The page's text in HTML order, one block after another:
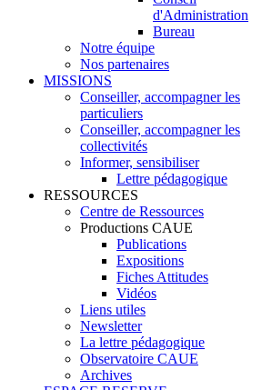
d'Administration
Bureau
Notre équipe
Nos partenaires
MISSIONS
Conseiller, accompagner les
particuliers
Conseiller, accompagner les
collectivités
Informer, sensibiliser
Lettre pédagogique
RESSOURCES
Centre de Ressources
Productions CAUE
Publications
Expositions
Fiches Attitudes
Vidéos
Liens utiles
Newsletter
La lettre pédagogique
Observatoire CAUE
Archives